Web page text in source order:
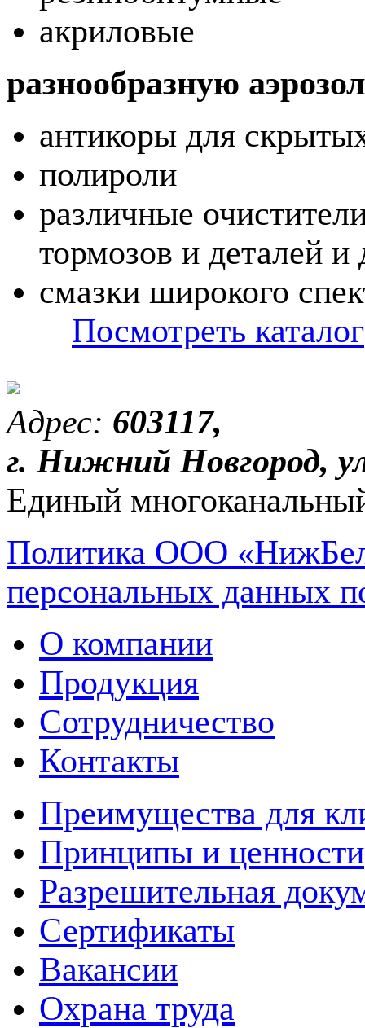
акриловые
разнообразную
антикоры для
полироли
различные
тормозов и деталей и
смазки широкого
Посмотреть каталог
Адрес: 603117,
г. Нижний Новгород,
Единый
Политика ООО
персональных данных
О компании
Продукция
Сотрудничество
Контакты
Преимущества для
Принципы и ценности
Разрешительная
Сертификаты
Вакансии
Охрана труда